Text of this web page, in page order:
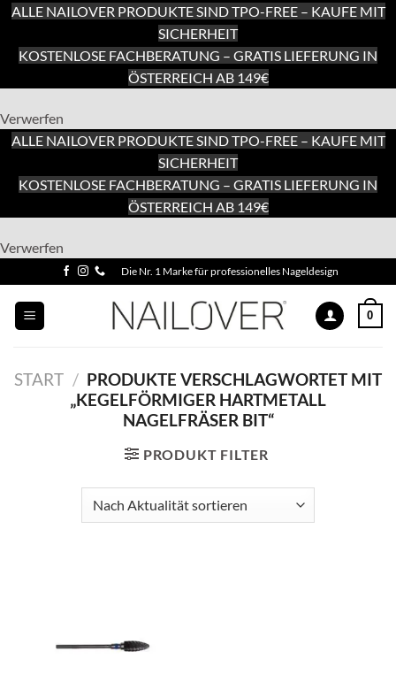
ALLE NAILOVER PRODUKTE SIND TPO-FREE – KAUFE MIT
SICHERHEIT
KOSTENLOSE FACHBERATUNG – GRATIS LIEFERUNG IN
ÖSTERREICH AB 149€
Verwerfen
ALLE NAILOVER PRODUKTE SIND TPO-FREE – KAUFE MIT
SICHERHEIT
KOSTENLOSE FACHBERATUNG – GRATIS LIEFERUNG IN
ÖSTERREICH AB 149€
Verwerfen
Inhalt
Inhalt
springen
Die Nr. 1 Marke für professionelles Nageldesign
0
START / PRODUKTE VERSCHLAGWORTET MIT
„KEGELFÖRMIGER HARTMETALL
NAGELFRÄSER BIT“
PRODUKT FILTER